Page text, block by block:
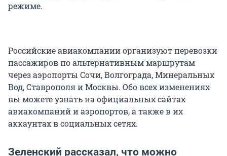
режиме.
Российские авиакомпании организуют перевозки
пассажиров по альтернативным маршрутам
через аэропорты Сочи, Волгограда, Минеральных
Вод, Ставрополя и Москвы. Обо всех изменениях
вы можете узнать на официальных сайтах
авиакомпаний и аэропортов, а также в их
аккаунтах в социальных сетях.
Зеленский рассказал, что можно